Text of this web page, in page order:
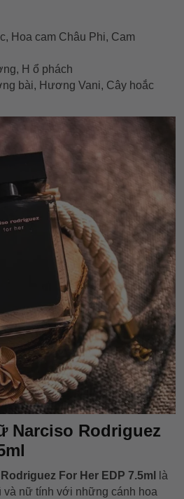
Hoa cam Châu Phi, Cam
H ổ phách
bài, Hương Vani, Cây hoắc
Narciso Rodriguez
For Her EDP 7.5ml
là
và nữ tính với những cánh hoa